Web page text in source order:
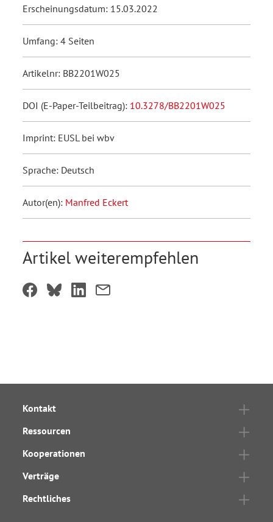
Erscheinungsdatum: 15.03.2022
Umfang: 4 Seiten
Artikelnr: BB2201W025
DOI (E-Paper-Teilbeitrag): 10.3278/BB2201W025
Imprint: EUSL bei wbv
Sprache: Deutsch
Autor(en): Manfred Eckert
Artikel weiterempfehlen
Kontakt
Ressourcen
Kooperationen
Verträge
Rechtliches